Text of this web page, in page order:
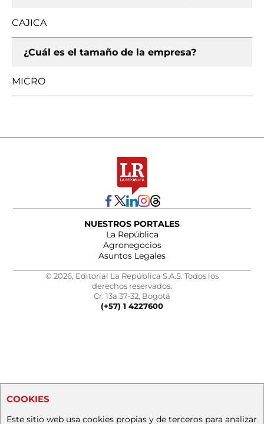
CAJICA
¿Cuál es el tamaño de la empresa?
MICRO
NUESTROS PORTALES
La República
Agronegocios
Asuntos Legales
© 2026, Editorial La República S.A.S. Todos los
derechos reservados.
Cr. 13a 37-32, Bogotá
(+57) 1 4227600
COOKIES
Este sitio web usa cookies propias y de terceros para analizar